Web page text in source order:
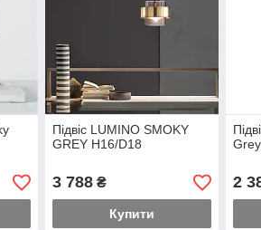
Підвіс LUMINO SMOKY
GREY H16/D18
3 788₴
Купити
2